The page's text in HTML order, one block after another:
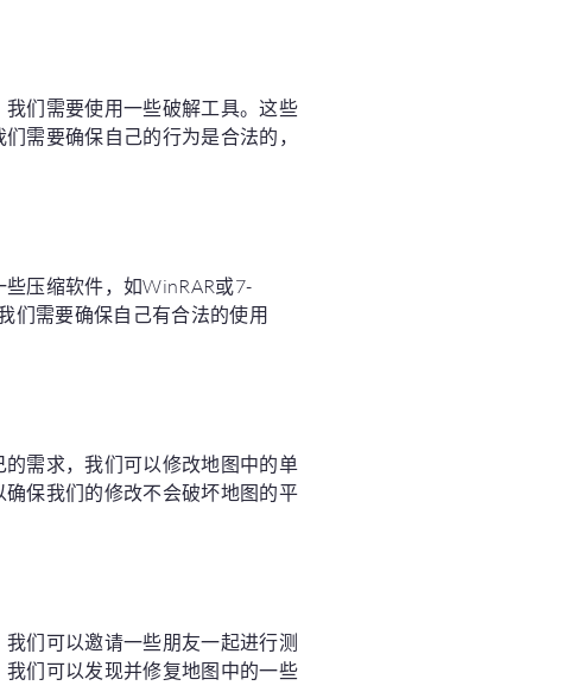
们需要使用一些破解工具。这些
需要确保自己的行为是合法的，
压缩软件，如WinRAR或7-
们需要确保自己有合法的使用
需求，我们可以修改地图中的单
保我们的修改不会破坏地图的平
们可以邀请一些朋友一起进行测
们可以发现并修复地图中的一些